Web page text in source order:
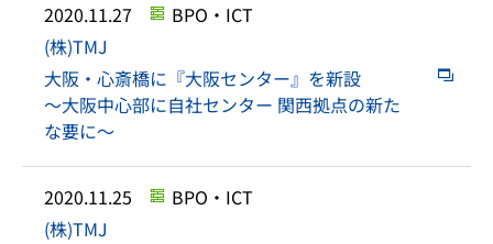
2020.11.27
BPO・ICT
(株)TMJ
大阪・心斎橋に『大阪センター』を新設
～大阪中心部に自社センター 関西拠点の新た
な要に～
2020.11.25
BPO・ICT
(株)TMJ